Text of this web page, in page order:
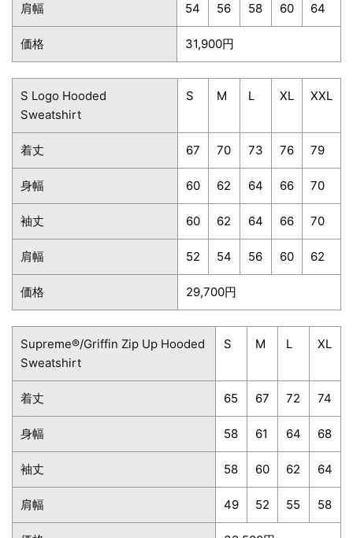
肩幅 54 56 58 60 64
価格 31,900円
S Logo Hooded
Sweatshirt
S M L XL XXL
着丈 67 70 73 76 79
身幅 60 62 64 66 70
袖丈 60 62 64 66 70
肩幅 52 54 56 60 62
価格 29,700円
Supreme®/Griffin Zip Up Hooded
Sweatshirt
S M L XL
着丈 65 67 72 74
身幅 58 61 64 68
袖丈 58 60 62 64
肩幅 49 52 55 58